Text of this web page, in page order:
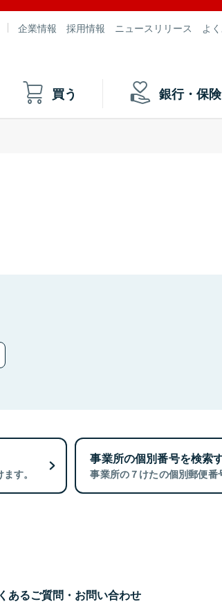
企業情報 採用情報 ニュースリリース よ
買う 銀行・保険
す。
事業所の個別番号を検索
事業所の７けたの個別郵便番
あるご質問・お問い合わせ